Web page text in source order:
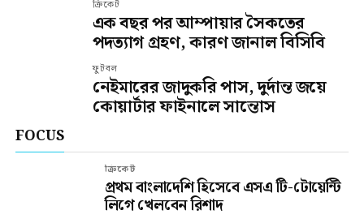
ক্রিকেট
এক বছর পর আম্পায়ার সৈকতের
পদত্যাগ গ্রহণ, কারণ জানাল বিসিবি
ফুটবল
নেইমারের জাদুকরি পাস, দুর্দান্ত জয়ে
কোয়ার্টার ফাইনালে সান্তোস
FOCUS
ক্রিকেট
প্রথম বাংলাদেশি হিসেবে এসএ টি-টোয়েন্টি
লিগে খেলবেন রিশাদ